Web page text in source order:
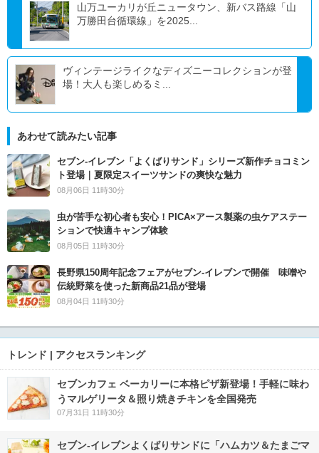
山万ユーカリが丘ニュータウン、新バス路線「山
万勝田台循環線」を2025...
ヴィンテージライクなディズニーコレクションが登
場！大人も楽しめるミ...
あわせて読みたい記事
セブン‐イレブン「よくばりサンド」シリーズ新作チョコミン
ト登場｜夏限定スイーツサンドの爽快な魅力
08月06日 11時30分
虫が苦手な初心者も安心！PICA×アース製薬の虫ケアステー
ションで快適キャンプ体験
08月05日 11時30分
長野県150周年記念フェアがセブン-イレブンで開催 味噌や
伝統野菜を使った新商品21品が登場
08月04日 11時30分
トレンド | アクセスランキング
セブンカフェ ベーカリーに本格ピザ新登場！手軽に味わ
うマルゲリータ＆照り焼きチキンを全国発売
07月31日 11時30分
セブン‐イレブンよくばりサンドに「ハムカツ＆たまごマ